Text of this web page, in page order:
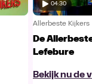
04:30
Allerbeste Kijkers
De
Lefebure
Bekijk nu de